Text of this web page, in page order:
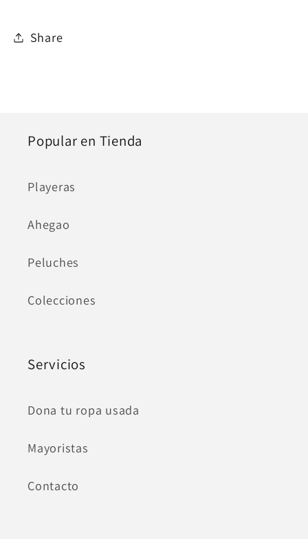
Share
Popular en Tienda
Playeras
Ahegao
Peluches
Colecciones
Servicios
Dona tu ropa usada
Mayoristas
Contacto